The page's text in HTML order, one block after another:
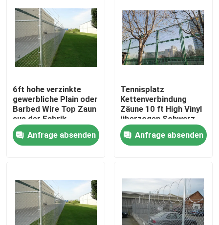
VR-Show
Über uns
Fabrik-Ausflug
Qualitätskontrolle
Nachrichten
Fechten der geschweißten Masche
6ft hohe verzinkte
gewerbliche Plain oder
Barbed Wire Top Zaun
aus der Fabrik
Lieferung
Anfrage absenden
Tennisplatz
Kettenverbindung
Zäune 10 ft High Vinyl
überzogen Schwarz
oder Grün Fro Markt
Anfrage absenden